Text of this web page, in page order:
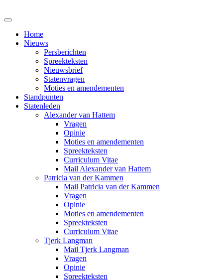
Home
Nieuws
Persberichten
Spreekteksten
Nieuwsbrief
Statenvragen
Moties en amendementen
Standpunten
Statenleden
Alexander van Hattem
Vragen
Opinie
Moties en amendementen
Spreekteksten
Curriculum Vitae
Mail Alexander van Hattem
Patricia van der Kammen
Mail Patricia van der Kammen
Vragen
Opinie
Moties en amendementen
Spreekteksten
Curriculum Vitae
Tjerk Langman
Mail Tjerk Langman
Vragen
Opinie
Spreekteksten